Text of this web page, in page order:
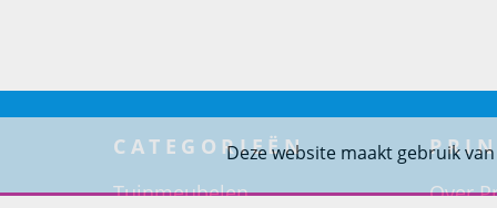
Deze website maakt gebruik
CATEGORIEËN
Tuinmeubelen
Over